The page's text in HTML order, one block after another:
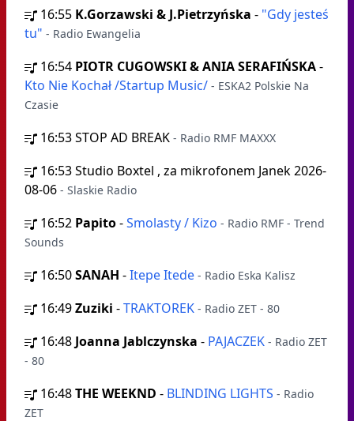
16:55 K.Gorzawski & J.Pietrzyńska - "Gdy jesteś
tu" - Radio Ewangelia
16:54 PIOTR CUGOWSKI & ANIA SERAFIŃSKA-
Kto Nie Kochał /Startup Music/ - ESKA2 Polskie Na
Czasie
16:53STOP AD BREAK - Radio RMF MAXXX
16:53Studio Boxtel , za mikrofonem Janek 2026-
08-06 - Slaskie Radio
16:52 Papito-Smolasty / Kizo - Radio RMF - Trend
Sounds
16:50SANAH -Itepe Itede - Radio Eska Kalisz
16:49Zuziki -TRAKTOREK - Radio ZET - 80
16:48 Joanna Jablczynska - PAJACZEK - Radio ZET
- 80
16:48THE WEEKND - BLINDING LIGHTS - Radio
ZET